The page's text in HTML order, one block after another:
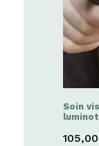
Soin
105,00